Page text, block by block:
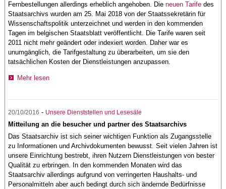
Fernbestellungen allerdings erheblich angehoben. Dieneuen Tarife des
Staatsarchivs wurden am 25. Mai 2018 von der Staatssekretärin für
Wissenschaftspolitik unterzeichnet und werden in den kommenden
Tagen im belgischen Staatsblatt veröffentlicht. Die Tarife waren seit
2011 nicht mehr geändert oder indexiert worden. Daher war es
unumgänglich, die Tarifgestaltung zu überarbeiten, um sie den
tatsächlichen Kosten der Dienstleistungen anzupassen.
Mehr lesen
20/10/2016 - Unsere Dienststellen und Lesesäle
Mitteilung an die besucher und partner des Staatsarchivs
Das Staatsarchiv ist sich seiner wichtigen Funktion als Zugangsstelle
zu Informationen und Archivdokumenten bewusst. Seit vielen Jahren ist
unsere Einrichtung bestrebt, ihren Nutzern Dienstleistungen von bester
Qualität zu erbringen. In den kommenden Monaten wird das
Staatsarchiv allerdings aufgrund von verringerten Haushalts- und
Personalmitteln aber auch bedingt durch sich ändernde Bedürfnisse